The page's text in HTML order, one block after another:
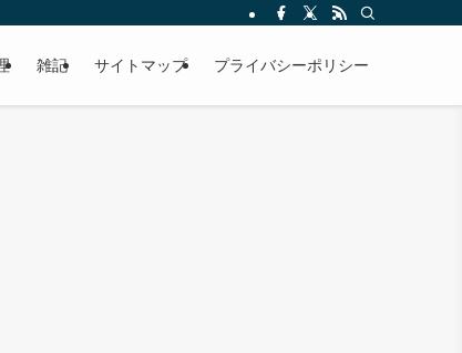
雑記 サイトマップ プライバシーポリシー